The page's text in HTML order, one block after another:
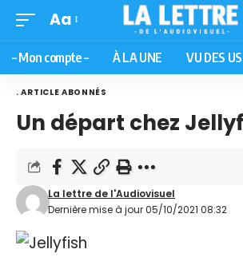
Aa
– Mon compte – À LA UNE VU DES US
. ARTICLE ABONNÉS
Un départ chez
Dernière mise à jour 05/10/2021 08:32
La lettre de l'Audiovisuel